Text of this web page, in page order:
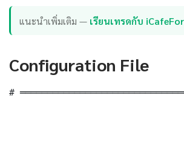
แนะนำเพิ่มเติม — เรียนเทรดกับ
Configuration File
#